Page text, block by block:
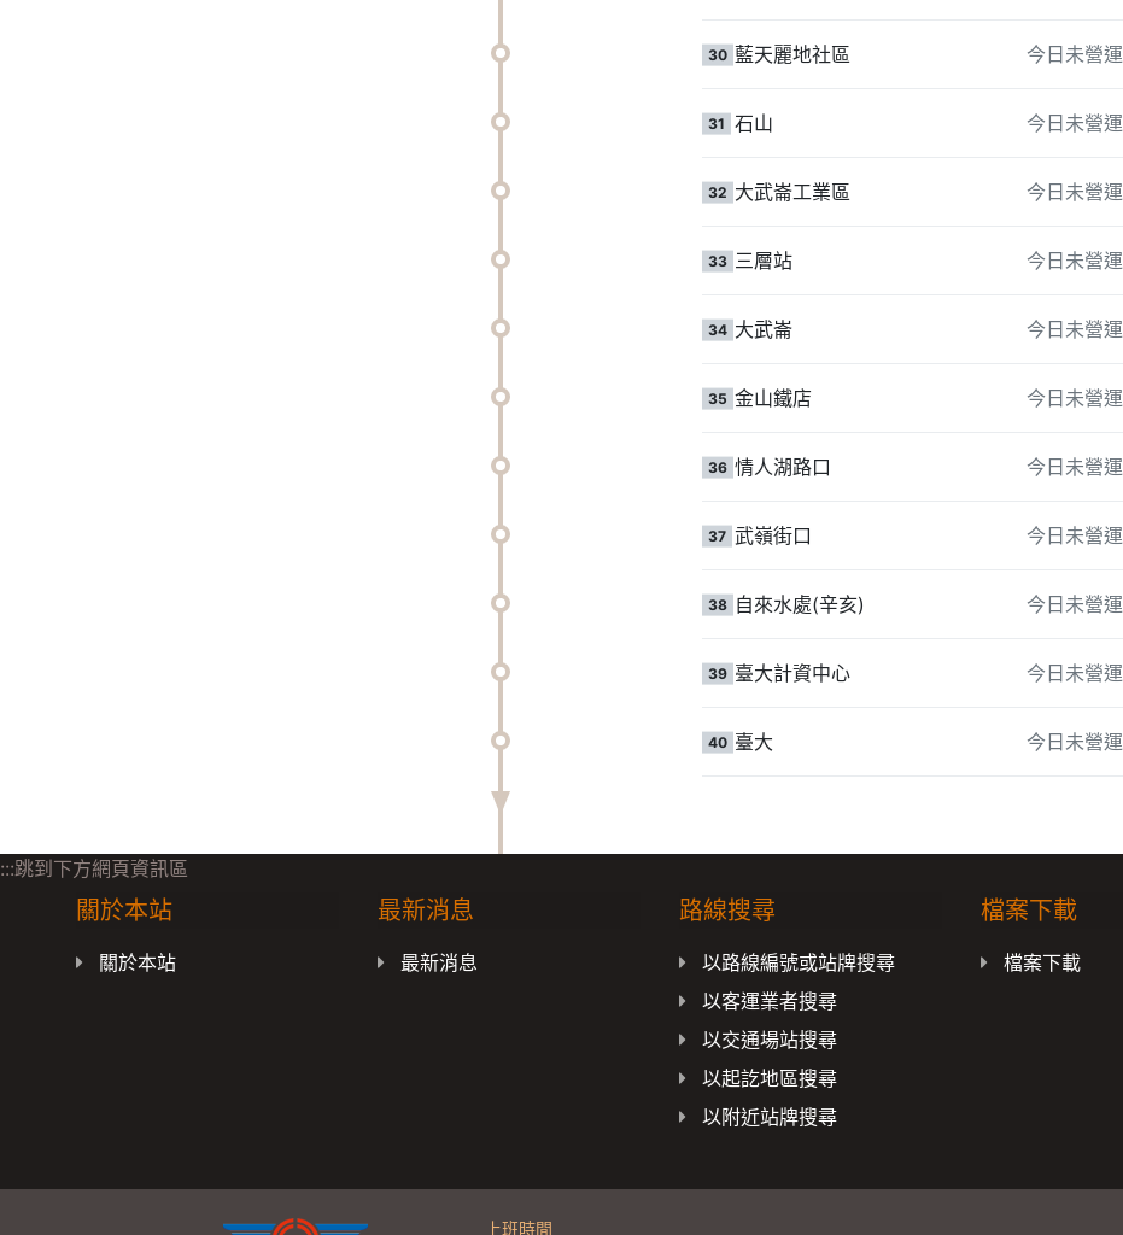
30 藍天麗地社區 今日未營運
31 石山 今日未營運
32 大武崙工業區 今日未營運
33 三層站 今日未營運
34 大武崙 今日未營運
35 金山鐵店 今日未營運
36 情人湖路口 今日未營運
37 武嶺街口 今日未營運
38 自來水處(辛亥) 今日未營運
39 臺大計資中心 今日未營運
40 臺大 今日未營運
:::跳到下方網頁資訊區
關於本站
關於本站
最新消息
最新消息
路線搜尋
以路線編號或站牌搜尋
以客運業者搜尋
以交通場站搜尋
以起訖地區搜尋
以附近站牌搜尋
檔案下載
檔案下載
上班時間